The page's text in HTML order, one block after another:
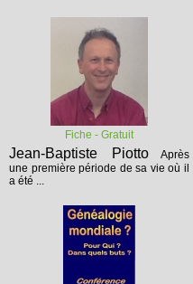
Fiche - Gratuit
Jean-Baptiste Piotto
Après
une première période de sa vie où il
a été ...